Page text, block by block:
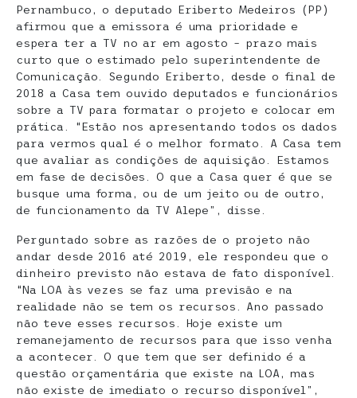
Pernambuco, o deputado Eriberto Medeiros (PP)
afirmou que a emissora é uma prioridade e
espera ter a TV no ar em agosto – prazo mais
curto que o estimado pelo superintendente de
Comunicação. Segundo Eriberto, desde o final de
2018 a Casa tem ouvido deputados e funcionários
sobre a TV para formatar o projeto e colocar em
prática. “Estão nos apresentando todos os dados
para vermos qual é o melhor formato. A Casa tem
que avaliar as condições de aquisição. Estamos
em fase de decisões. O que a Casa quer é que se
busque uma forma, ou de um jeito ou de outro,
de funcionamento da TV Alepe”, disse.
Perguntado sobre as razões de o projeto não
andar desde 2016 até 2019, ele respondeu que o
dinheiro previsto não estava de fato disponível.
“Na LOA às vezes se faz uma previsão e na
realidade não se tem os recursos. Ano passado
não teve esses recursos. Hoje existe um
remanejamento de recursos para que isso venha
a acontecer. O que tem que ser definido é a
questão orçamentária que existe na LOA, mas
não existe de imediato o recurso disponível”,